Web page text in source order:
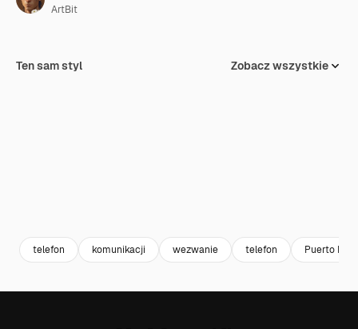
ArtBit
Ten sam styl Zobacz wszystkie
telefon komunikacji wezwanie telefon Puerto Rico